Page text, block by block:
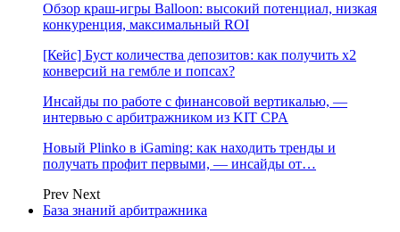
Обзор краш-игры Balloon: высокий потенциал, низкая
конкуренция, максимальный ROI
[Кейс] Буст количества депозитов: как получить х2
конверсий на гембле и попсах?
Инсайды по работе с финансовой вертикалью, —
интервью с арбитражником из KIT CPA
Новый Plinko в iGaming: как находить тренды и
получать профит первыми, — инсайды от…
Prev Next
База знаний арбитражника